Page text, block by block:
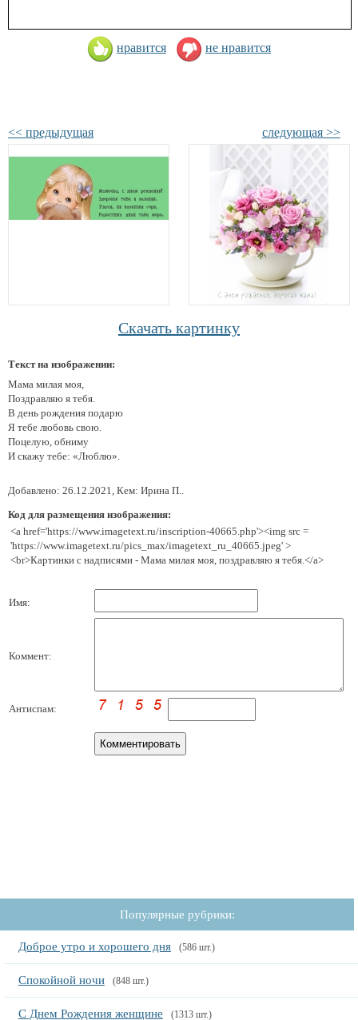
нравится не нравится
<< предыдущая следующая >>
Скачать картинку
Текст на изображении:
Мама милая моя,
Поздравляю я тебя.
В день рождения подарю
Я тебе любовь свою.
Поцелую, обниму
И скажу тебе: «Люблю».
Добавлено: 26.12.2021, Кем: Ирина П..
Код для размещения изображения:
<a href='https://www.imagetext.ru/inscription-40665.php'><img src =
'https://www.imagetext.ru/pics_max/imagetext_ru_40665.jpeg' >
<br>Картинки с надписями - Мама милая моя, поздравляю я тебя.</a>
Имя:
Коммент:
Антиспам:
Популярные рубрики:
Доброе утро и хорошего дня (586 шт.)
Спокойной ночи (848 шт.)
С Днем Рождения женщине (1313 шт.)